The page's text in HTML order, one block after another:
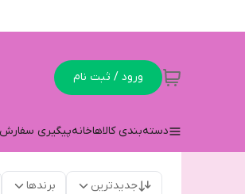
ورود / ثبت نام
دسته‌بندی کالاهاخانهپیگیری سفارش
جدیدترین برندها